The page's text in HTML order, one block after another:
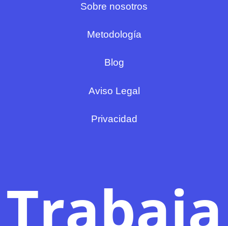
Sobre nosotros
Metodología
Blog
Aviso Legal
Privacidad
Trabaja